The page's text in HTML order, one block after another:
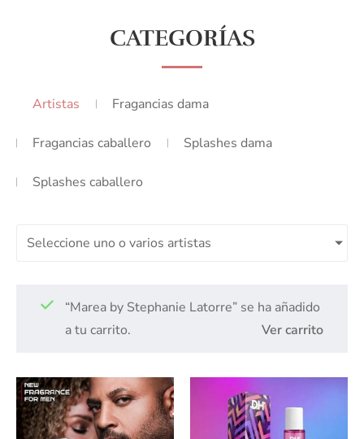
CATEGORÍAS
Artistas Fragancias dama
Fragancias caballero Splashes dama
Splashes caballero
Seleccione uno o varios artistas
“Marea by Stephanie Latorre” se ha añadido
a tu carrito.
Ver carrito